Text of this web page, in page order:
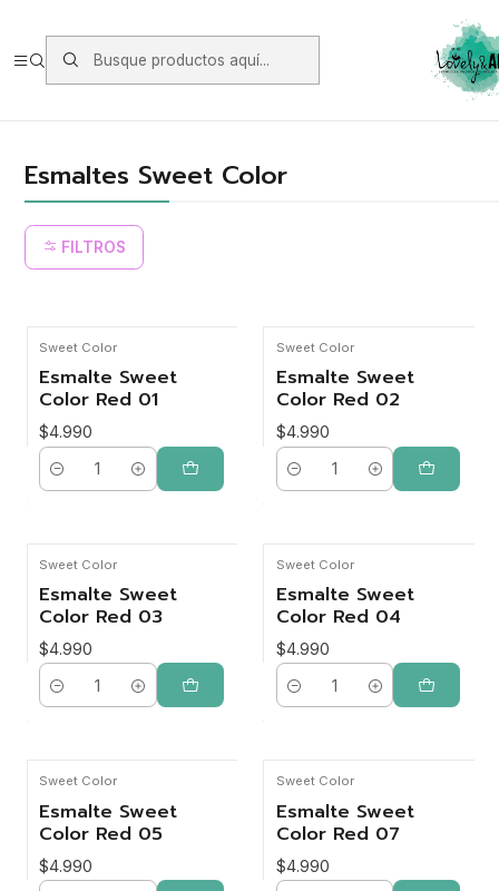
https://www.starken.cl/
Esmaltes Sweet Color
FILTROS
Sweet Color
Esmalte Sweet
Color Red 01
$4.990
Cantidad
Sweet Color
Esmalte Sweet
Color Red 02
$4.990
Cantidad
Sweet Color
Esmalte Sweet
Color Red 03
$4.990
Cantidad
Sweet Color
Esmalte Sweet
Color Red 04
$4.990
Cantidad
Sweet Color
Esmalte Sweet
Color Red 05
$4.990
Sweet Color
Esmalte Sweet
Color Red 07
$4.990